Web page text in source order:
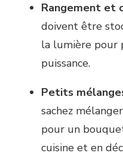
Rangement et
doivent être
la lumière pour
puissance.
Petits
sachez
pour un
cuisine et en